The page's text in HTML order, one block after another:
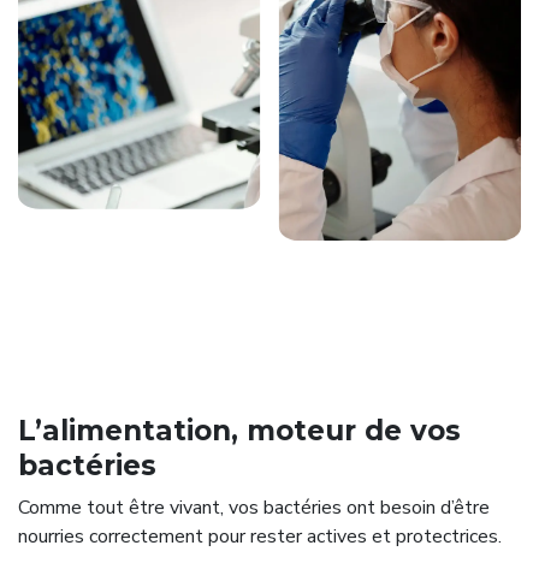
L’alimentation, moteur de vos
bactéries
Comme tout être vivant, vos bactéries ont besoin d’être
nourries correctement pour rester actives et protectrices.